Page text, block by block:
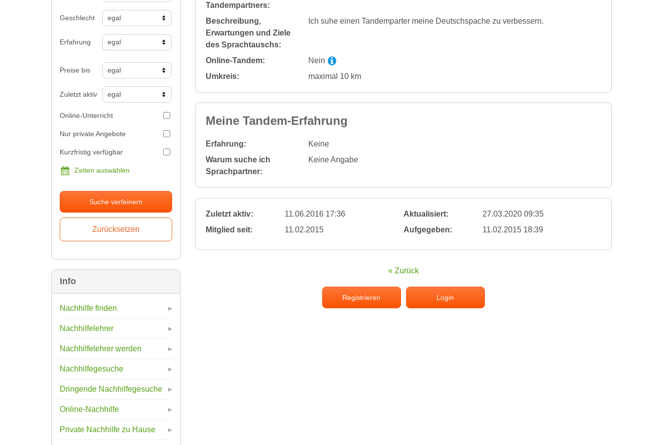
Geschlecht
Erfahrung
Preise bis
Zuletzt aktiv
Online-Unterricht
Nur private Angebote
Kurzfristig verfügbar
Zeiten auswählen
Suche verfeinern
Info
Nachhilfe finden
Nachhilfelehrer
Nachhilfelehrer werden
Nachhilfegesuche
Dringende Nachhilfegesuche
Online-Nachhilfe
Private Nachhilfe zu Hause
Tandempartners:
Beschreibung,
Erwartungen und Ziele
des Sprachtauschs:
Ich suhe einen Tandemparter meine Deutschspache zu verbessern.
Online-Tandem:
Nein
Umkreis:
maximal 10 km
Meine Tandem-Erfahrung
Erfahrung:
Keine
Warum suche ich
Sprachpartner:
Keine Angabe
Zuletzt aktiv: 11.06.2016 17:36 Aktualisiert:
27.03.2020 09:35
Mitglied seit:
11.02.2015 Aufgegeben: 11.02.2015 18:39
« Zurück
Registrieren Login